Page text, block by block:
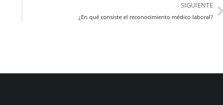
SIGUIENTE
¿En qué consiste el reconocimiento médico laboral?